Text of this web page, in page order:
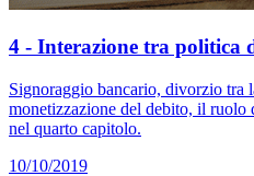
4 - Interazione tra politica
Signoraggio bancario, divorzio tra
monetizzazione del debito, il
nel quarto capitolo.
10/10/2019